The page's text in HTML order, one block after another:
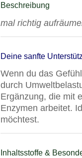
Beschreibung
mal richtig
Deine sanfte
Wenn du das
durch
Ergänzung, die mit
Enzymen arbeitet.
möchtest.
Inhaltsstoffe &